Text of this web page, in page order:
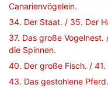
Canarienvögelein.
34. Der Staat. / 35. Der
37. Das große
die Spinnen.
40. Der große Fisch. /
43. Das gestohlene Pferd.